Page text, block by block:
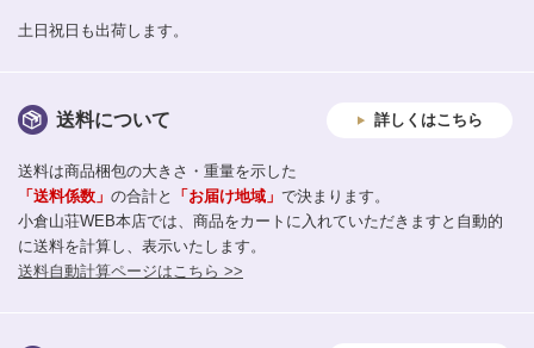
土日祝日も出荷します。
送料について 詳しくはこちら
送料は商品梱包の大きさ・重量を示した
「送料係数」 の合計と 「お届け地域」 で決まります。
小倉山荘WEB本店では、商品をカートに入れていただきますと自動的
に送料を計算し、表示いたします。
送料自動計算ページはこちら >>